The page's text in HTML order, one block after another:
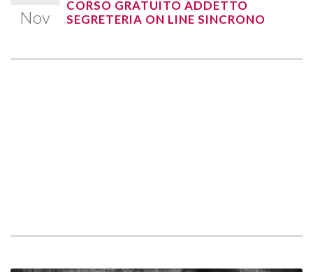
Nov
CORSO GRATUITO ADDETTO
SEGRETERIA ON LINE SINCRONO